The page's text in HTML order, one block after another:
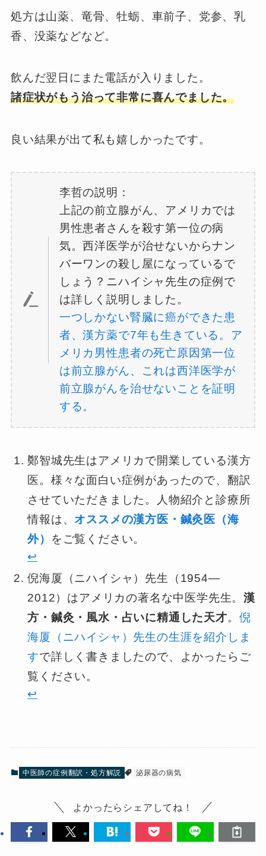
処方は山薬、竜骨、牡蛎、車前子、党参、乳
香、没薬などなど。
飲んだ翌日にまた電話が入りました。
諸症状がもう治って非常に喜んでました。
良い結果が出て私も嬉しかったです。
李哲の説明：
上記の前立腺がん、アメリカでは
男性患者さんを殺す第一位の病
気。西洋医学が治せないからナン
バーワンの殺し屋になっているで
しょう？ニハイシャ先生の症例で
は詳しく説明しました。
一つしかない腎臓に癌ができた患
者、漢方薬で7年も生きている。ア
メリカ男性患者の死亡原因第一位
は前立腺がん、これは西洋医学が
前立腺がんを治せないことを証明
する。
鄭智城先生はアメリカで開業している漢方
医。様々な面白い症例があったので、翻訳
させていただきました。人物紹介と診療所
情報は、 オススメの漢方医・鍼灸医（海
外）
をご覧ください。
↩︎
倪海厦（ニハイシャ）先生（1954—
2012）はアメリカの著名な中医学先生。漢
方・鍼灸・風水・占いに精通した天才。 倪
海厦（ニハイシャ）先生の生涯を紹介しま
すで詳しく書きましたので、よかったらご
覧ください。
↩︎
中医師の症例翻訳・処方解説 泌尿器の病気
よかったらシェアしてね！